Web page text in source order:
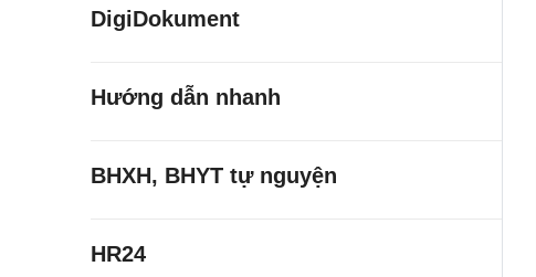
DigiDokument
Hướng dẫn nhanh
BHXH, BHYT tự nguyện
HR24